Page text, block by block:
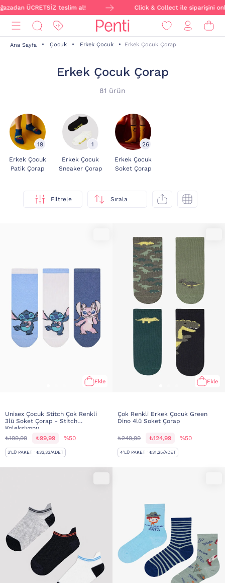
teslim al! Click & Collect ile siparişini online ver,
Ana Sayfa Çocuk Erkek Çocuk Erkek Çocuk Çorap
Erkek Çocuk Çorap
81 ürün
19
Erkek Çocuk
Patik Çorap
1
Erkek Çocuk
Sneaker Çorap
26
Erkek Çocuk
Soket Çorap
Filtrele Sırala
Ekle
Unisex Çocuk Stitch Çok Renkli
3lü Soket Çorap - Stitch
Koleksiyonu
₺199,99
₺99,99 %50
3'LÜ PAKET · ₺33,33/ADET
Ekle
Çok Renkli Erkek Çocuk Green
Dino 4lü Soket Çorap
₺249,99 ₺124,99 %50
4'LÜ PAKET · ₺31,25/ADET